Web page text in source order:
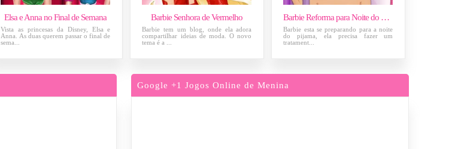
Elsa e Anna no Final de Semana
Vista as princesas da Disney, Elsa e
Anna. As duas querem passar o final de
sema...
Barbie Senhora de Vermelho
Barbie tem um blog, onde ela adora
compartilhar ideias de moda. O novo
tema é a ...
Barbie Reforma para Noite do Pijama
Barbie esta se preparando para a noite
do pijama, ela precisa fazer um
tratament...
Google +1 Jogos Online de Menina